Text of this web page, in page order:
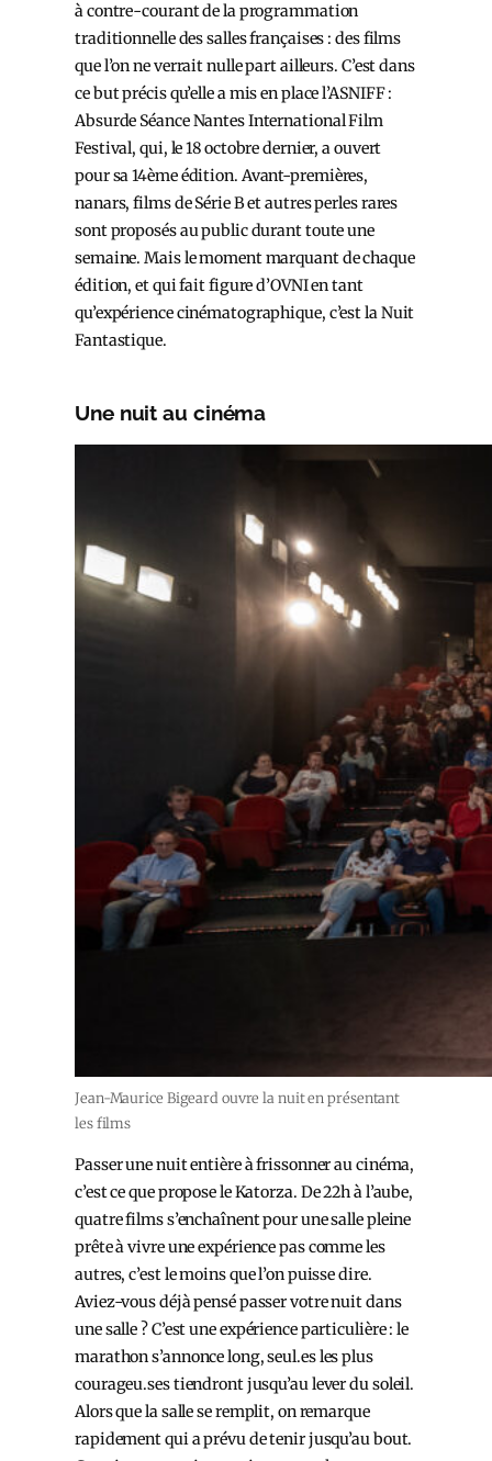
à contre-courant de la programmation
traditionnelle des salles françaises : des films
que l’on ne verrait nulle part ailleurs. C’est dans
ce but précis qu’elle a mis en place l’ASNIFF :
Absurde Séance Nantes International Film
Festival, qui, le 18 octobre dernier, a ouvert
pour sa 14èmeédition. Avant-premières,
nanars, films de Série B et autres perles rares
sont proposés au public durant toute une
semaine. Mais le moment marquant de chaque
édition, et qui fait figure d’OVNI en tant
qu’expérience cinématographique, c’est la Nuit
Fantastique.
Une nuit au cinéma
Jean-Maurice Bigeard ouvre la nuit en présentant
les films
Passer une nuit entière à frissonner au cinéma,
c’est ce que propose le Katorza. De 22h à l’aube,
quatre films s’enchaînent pour une salle pleine
prête à vivre une expérience pas comme les
autres, c’est le moins que l’on puisse dire.
Aviez-vous déjà pensé passer votre nuit dans
une salle ? C’est une expérience particulière : le
marathon s’annonce long, seul.es les plus
courageu.ses tiendront jusqu’au lever du soleil.
Alors que la salle se remplit, on remarque
rapidement qui a prévu de tenir jusqu’au bout.